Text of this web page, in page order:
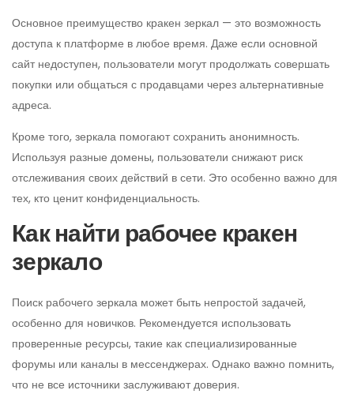
Основное преимущество кракен зеркал — это возможность
доступа к платформе в любое время. Даже если основной
сайт недоступен, пользователи могут продолжать совершать
покупки или общаться с продавцами через альтернативные
адреса.
Кроме того, зеркала помогают сохранить анонимность.
Используя разные домены, пользователи снижают риск
отслеживания своих действий в сети. Это особенно важно для
тех, кто ценит конфиденциальность.
Как найти рабочее кракен
зеркало
Поиск рабочего зеркала может быть непростой задачей,
особенно для новичков. Рекомендуется использовать
проверенные ресурсы, такие как специализированные
форумы или каналы в мессенджерах. Однако важно помнить,
что не все источники заслуживают доверия.